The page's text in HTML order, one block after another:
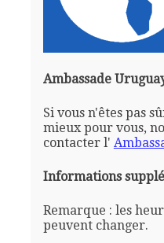
Ambassade
Si vous n'êtes pas
mieux pour vous,
contacter l'
Informations
Remarque : les
peuvent changer.